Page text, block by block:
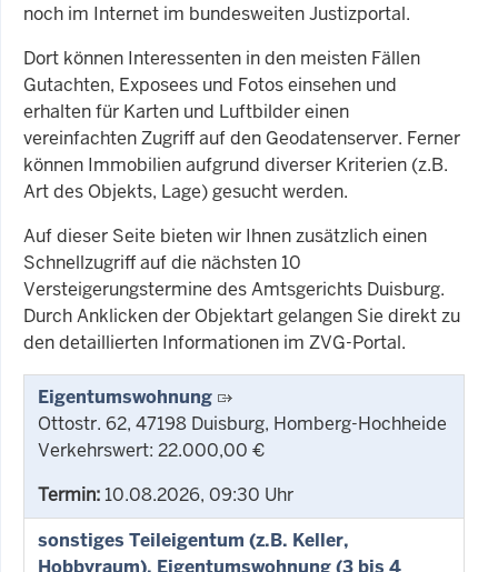
noch im Internet im bundesweiten Justizportal.
Dort können Interessenten in den meisten Fällen
Gutachten, Exposees und Fotos einsehen und
erhalten für Karten und Luftbilder einen
vereinfachten Zugriff auf den Geodatenserver. Ferner
können Immobilien aufgrund diverser Kriterien (z.B.
Art des Objekts, Lage) gesucht werden.
Auf dieser Seite bieten wir Ihnen zusätzlich einen
Schnellzugriff auf die nächsten 10
Versteigerungstermine des Amtsgerichts Duisburg.
Durch Anklicken der Objektart gelangen Sie direkt zu
den detaillierten Informationen im ZVG-Portal.
Eigentumswohnung
Ottostr. 62, 47198 Duisburg, Homberg-Hochheide
Verkehrswert: 22.000,00 €
Termin:10.08.2026, 09:30 Uhr
sonstiges Teileigentum (z.B. Keller,
Hobbyraum), Eigentumswohnung (3 bis 4